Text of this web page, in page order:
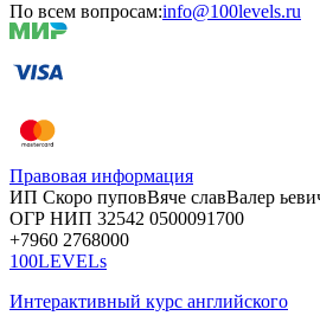
По всем вопросам:info@100levels.ru
Правовая информация
ИП Скоро пуповВяче славВалер
ОГР НИП 32542 0500091700
+7960 2768000
100LEVELs
Интерактивный курс английского